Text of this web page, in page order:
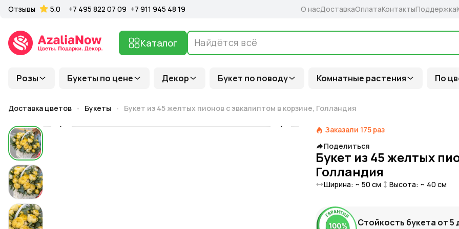
Розы Букеты по цене Декор Букет по поводу Комнатные растения По
Каталог
Отзывы 5.0 +7 495 822 07 09 +7 911 945 48 19 О насДоставкаОплатаКонтактыПоддержка
Доставка цветов Букеты Букет из 45 желтых пионов с эвкалиптом в корзине, Голландия
Заказали 175 раз
Поделиться
Букет из 45 желтых
Голландия
Ширина: ~ 50 см Высота: ~ 40 см
Стойкость букета от5